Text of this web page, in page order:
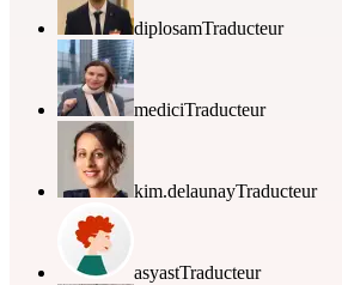
diplosamTraducteur
mediciTraducteur
kim.delaunayTraducteur
asyastTraducteur